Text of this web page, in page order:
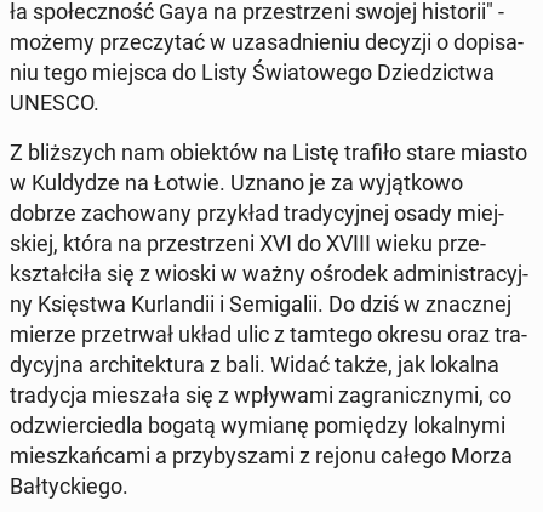
ła spo­łecz­ność Gaya na prze­strze­ni swojej hi­sto­rii" -
możemy prze­czy­tać w uza­sad­nie­niu decyzji o do­pi­sa­
niu tego miejsca do Listy Świa­to­we­go Dzie­dzic­twa
UNESCO.
Z bliż­szych nam obiek­tów na Listę trafiło stare miasto
w Kul­dy­dze na Łotwie. Uznano je za wy­jąt­ko­wo
dobrze za­cho­wa­ny przy­kład tra­dy­cyj­nej osady miej­
skiej, która na prze­strze­ni XVI do XVIII wieku prze­
kształ­ci­ła się z wioski w ważny ośrodek ad­mi­ni­stra­cyj­
ny Księ­stwa Kur­lan­dii i Se­mi­ga­lii. Do dziś w znacz­nej
mierze prze­trwał układ ulic z tamtego okresu oraz tra­
dy­cyj­na ar­chi­tek­tu­ra z bali. Widać także, jak lokalna
tra­dy­cja mie­sza­ła się z wpły­wa­mi za­gra­nicz­ny­mi, co
od­zwier­cie­dla bogatą wymianę po­mię­dzy lo­kal­ny­mi
miesz­kań­ca­mi a przy­by­sza­mi z rejonu całego Morza
Bał­tyc­kie­go.